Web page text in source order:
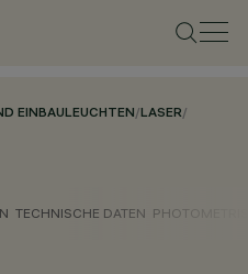
EINBAULEUCHTEN/LASER/
TECHNISCHE DATEN